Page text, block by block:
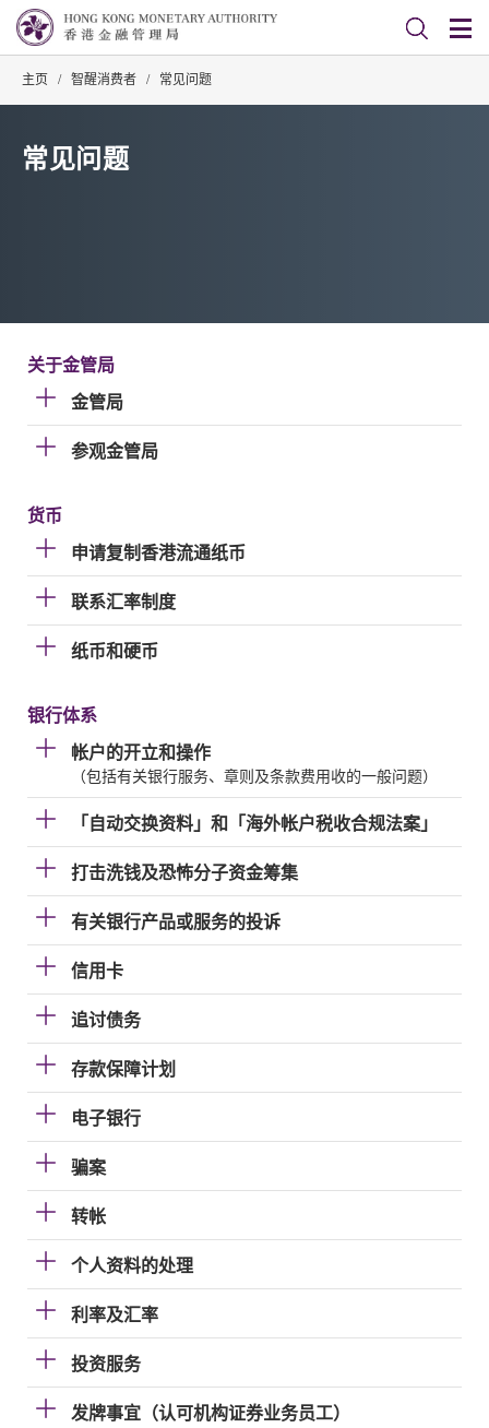
主页 / 智醒消费者 / 常见问题
常见问题
关于金管局
金管局
参观金管局
货币
申请复制香港流通纸币
联系汇率制度
纸币和硬币
银行体系
帐户的开立和操作
（包括有关银行服务、章则及条款费用收的一般问题）
「自动交换资料」和「海外帐户税收合规法案」
打击洗钱及恐怖分子资金筹集
有关银行产品或服务的投诉
信用卡
追讨债务
存款保障计划
电子银行
骗案
转帐
个人资料的处理
利率及汇率
投资服务
发牌事宜（认可机构证券业务员工）